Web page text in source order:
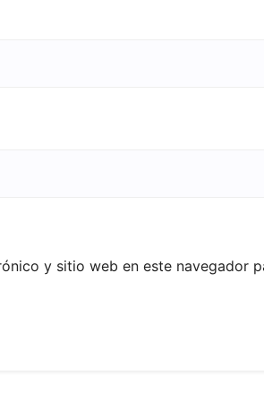
y sitio web en este navegador